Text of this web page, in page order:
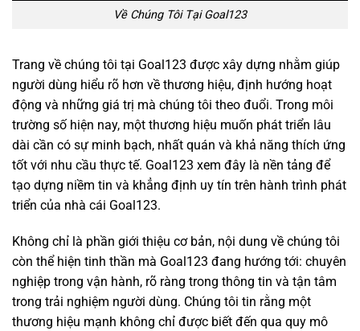
Về Chúng Tôi Tại Goal123
Trang về chúng tôi tại Goal123 được xây dựng nhằm giúp
người dùng hiểu rõ hơn về thương hiệu, định hướng hoạt
động và những giá trị mà chúng tôi theo đuổi. Trong môi
trường số hiện nay, một thương hiệu muốn phát triển lâu
dài cần có sự minh bạch, nhất quán và khả năng thích ứng
tốt với nhu cầu thực tế. Goal123 xem đây là nền tảng để
tạo dựng niềm tin và khẳng định uy tín trên hành trình phát
triển của nhà cái Goal123.
Không chỉ là phần giới thiệu cơ bản, nội dung về chúng tôi
còn thể hiện tinh thần mà Goal123 đang hướng tới: chuyên
nghiệp trong vận hành, rõ ràng trong thông tin và tận tâm
trong trải nghiệm người dùng. Chúng tôi tin rằng một
thương hiệu mạnh không chỉ được biết đến qua quy mô